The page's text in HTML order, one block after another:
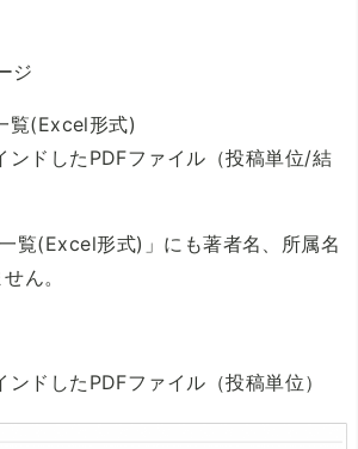
ジ
覧(Excel形式)
ンドしたPDFファイル（投稿単位/結
覧(Excel形式)」にも著者名、所属名
ん。
ンドしたPDFファイル（投稿単位）